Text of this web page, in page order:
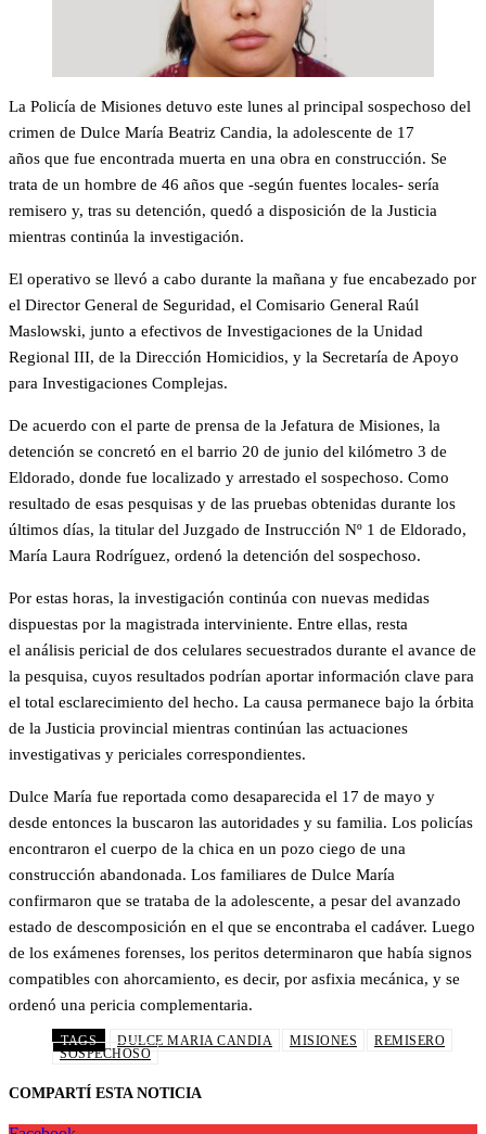
La Policía de Misiones detuvo este lunes al principal sospechoso del
crimen de Dulce María Beatriz Candia, la adolescente de 17
años que fue encontrada muerta en una obra en construcción. Se
trata de un hombre de 46 años que -según fuentes locales- sería
remisero y, tras su detención, quedó a disposición de la Justicia
mientras continúa la investigación.
El operativo se llevó a cabo durante la mañana y fue encabezado por
el Director General de Seguridad, el Comisario General Raúl
Maslowski, junto a efectivos de Investigaciones de la Unidad
Regional III, de la Dirección Homicidios, y la Secretaría de Apoyo
para Investigaciones Complejas.
De acuerdo con el parte de prensa de la Jefatura de Misiones, la
detención se concretó en el barrio 20 de junio del kilómetro 3 de
Eldorado, donde fue localizado y arrestado el sospechoso. Como
resultado de esas pesquisas y de las pruebas obtenidas durante los
últimos días, la titular del Juzgado de Instrucción Nº 1 de Eldorado,
María Laura Rodríguez, ordenó la detención del sospechoso.
Por estas horas, la investigación continúa con nuevas medidas
dispuestas por la magistrada interviniente. Entre ellas, resta
el análisis pericial de dos celulares secuestrados durante el avance de
la pesquisa, cuyos resultados podrían aportar información clave para
el total esclarecimiento del hecho. La causa permanece bajo la órbita
de la Justicia provincial mientras continúan las actuaciones
investigativas y periciales correspondientes.
Dulce María fue reportada como desaparecida el 17 de mayo y
desde entonces la buscaron las autoridades y su familia. Los policías
encontraron el cuerpo de la chica en un pozo ciego de una
construcción abandonada. Los familiares de Dulce María
confirmaron que se trataba de la adolescente, a pesar del avanzado
estado de descomposición en el que se encontraba el cadáver. Luego
de los exámenes forenses, los peritos determinaron que había signos
compatibles con ahorcamiento, es decir, por asfixia mecánica, y se
ordenó una pericia complementaria.
TAGS DULCE MARIA CANDIA MISIONES
REMISERO
SOSPECHOSO
COMPARTÍ ESTA NOTICIA